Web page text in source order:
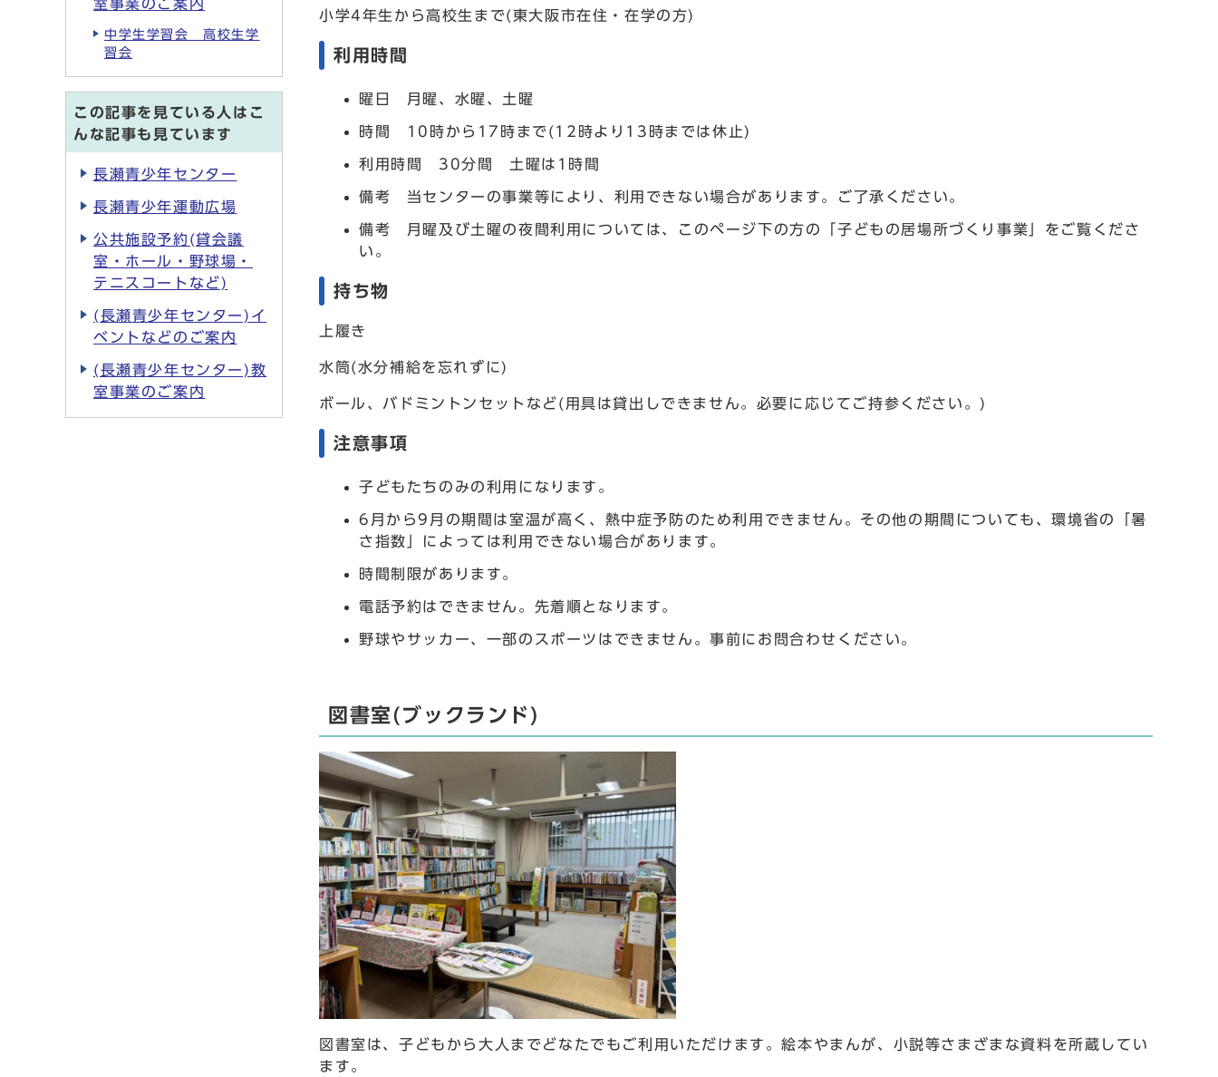
小学4年生から高校生まで(東大阪市在住・在学の方)
利用時間
曜日 月曜、水曜、土曜
時間 10時から17時まで(12時より13時までは休止)
利用時間 30分間 土曜は1時間
備考 当センターの事業等により、利用できない場合があります。ご了承ください。
備考 月曜及び土曜の夜間利用については、このページ下の方の「子どもの居場所づくり事業」をご覧くださ
い。
持ち物
上履き
水筒(水分補給を忘れずに)
ボール、バドミントンセットなど(用具は貸出しできません。必要に応じてご持参ください。)
注意事項
子どもたちのみの利用になります。
6月から9月の期間は室温が高く、熱中症予防のため利用できません。その他の期間についても、環境省の「暑
さ指数」によっては利用できない場合があります。
時間制限があります。
電話予約はできません。先着順となります。
野球やサッカー、一部のスポーツはできません。事前にお問合わせください。
図書室(ブックランド)
図書室は、子どもから大人までどなたでもご利用いただけます。絵本やまんが、小説等さまざまな資料を所蔵してい
ます。
室事業のご案内
中学生学習会 高校生学
習会
この記事を見ている人はこ
んな記事も見ています
長瀬青少年センター
長瀬青少年運動広場
公共施設予約(貸会議
室・ホール・野球場・
テニスコートなど)
(長瀬青少年センター)イ
ベントなどのご案内
(長瀬青少年センター)教
室事業のご案内